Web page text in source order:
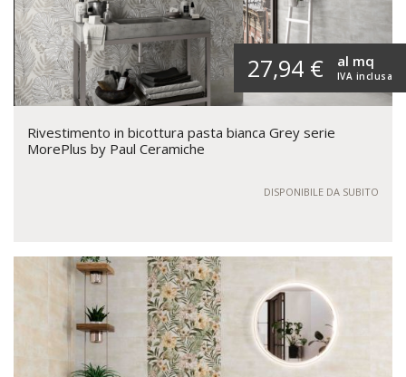
27,94 € IVA inclusa
al mq
Rivestimento in bicottura pasta bianca Grey serie
MorePlus by Paul Ceramiche
DISPONIBILE DA SUBITO